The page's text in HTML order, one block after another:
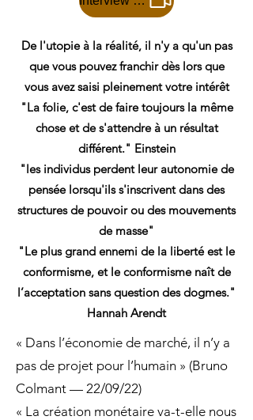
De l'utopie à la réalité, il n'y a qu'un pas
que vous pouvez franchir dès lors que
vous avez saisi pleinement votre intérêt
"La folie, c'est de faire toujours la même
chose et de s'attendre à un résultat
différent." Einstein
"les individus perdent leur autonomie de
pensée lorsqu'ils s'inscrivent dans des
structures de pouvoir ou des mouvements
de masse"
"Le plus grand ennemi de la liberté est le
conformisme, et le conformisme naît de
l’acceptation sans question des dogmes."
Hannah Arendt
« Dans l’économie de marché, il n’y a
pas de projet pour l’humain » (Bruno
Colmant — 22/09/22)
« La création monétaire va-t-elle nous